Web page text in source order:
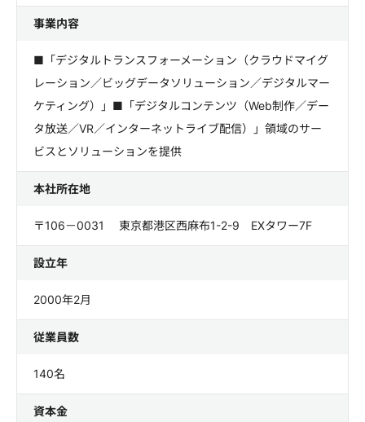
事業内容
■「デジタルトランスフォーメーション（クラウドマイグ
レーション／ビッグデータソリューション／デジタルマー
ケティング）」■「デジタルコンテンツ（Web制作／デー
タ放送／VR／インターネットライブ配信）」領域のサー
ビスとソリューションを提供
本社所在地
〒106－0031 東京都港区西麻布1-2-9 EXタワー7F
設立年
2000年2月
従業員数
140名
資本金